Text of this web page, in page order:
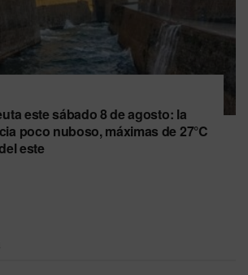
este sábado 8 de agosto: la
poco nuboso, máximas de 27°C
este